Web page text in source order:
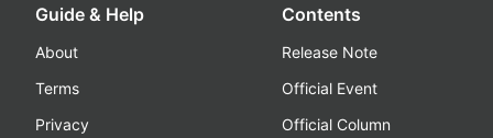
Guide & Help
About
Terms
Privacy
Contents
Release Note
Official Event
Official Column